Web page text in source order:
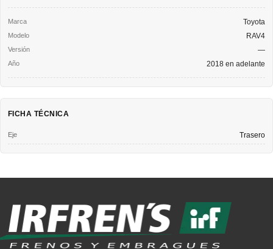
Toyota
RAV4
—
2018 en adelante
FICHA TÉCNICA
Eje Trasero